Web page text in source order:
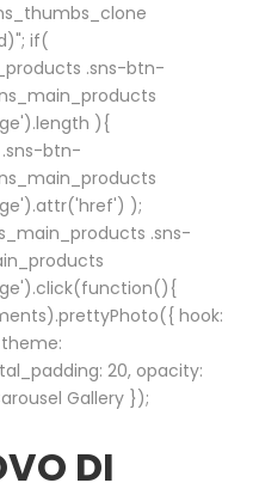
if(
.sns-btn-
){
btn-
);
.sns-
hook:
20, opacity:
Gallery });
DI